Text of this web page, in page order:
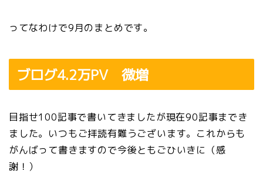
ってなわけで9月のまとめです。
ブログ4.2万PV 微増
目指せ100記事で書いてきましたが現在90記事までき
ました。いつもご拝読有難うございます。これからも
がんばって書きますので今後ともごひいきに（感
謝！）